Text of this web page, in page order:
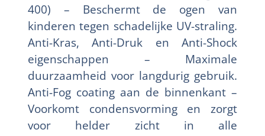
400) – Beschermt de ogen van
kinderen tegen schadelijke UV-straling.
Anti-Kras, Anti-Druk en Anti-Shock
eigenschappen – Maximale
duurzaamheid voor langdurig gebruik.
Anti-Fog coating aan de binnenkant –
Voorkomt condensvorming en zorgt
voor helder zicht in alle